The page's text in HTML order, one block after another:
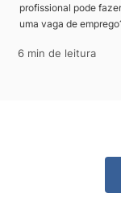
profissional pode
uma vaga de
6 min de leitura